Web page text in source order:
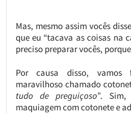
Mas, mesmo assim vocês
que eu “tacava as coisas na
preciso preparar vocês,
Por causa disso, vamos
maravilhoso chamado
tudo de preguiçoso”. Sim,
maquiagem com cotonete e